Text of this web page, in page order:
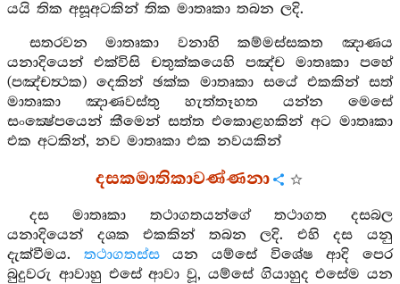
යයි තික අසූඅටකින් තික මාතෘකා තබන ලදි.
සතරවන මාතෘකා වනාහි කම්මස්සකත ඤාණය
යනාදියෙන් එක්විසි චතුක්කයෙහි පඤ්ච මාතෘකා පහේ
(පඤ්චත්‍ථක) දෙකින් ඡක්ක මාතෘකා සයේ එකකින් සත්
මාතෘකා ඤාණවස්තු හැත්තෑහත යන්න මෙසේ
සංක්‍ෂේපයෙන් කීමෙන් සත්ත එකොළහකින් අට මාතෘකා
එක අටකින්, නව මාතෘකා එක නවයකින්
දසකමාතිකාවණ්ණනා
දස මාතෘකා තථාගතයන්ගේ තථාගත දසබල
යනාදියෙන් දශක එකකින් තබන ලදි. එහි දස යනු
දැක්වීමය. තථාගතස්සයන යම්සේ විශේෂ ආදි පෙර
බුදුවරු ආවාහු එසේ ආවා වූ, යම්සේ ගියාහුද එසේම යන